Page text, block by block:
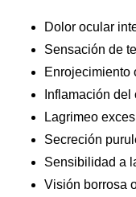
Dolor ocular
Sensación de
Enrojecimiento
Inflamación
Lagrimeo
Secreción
Sensibilidad a
Visión borrosa